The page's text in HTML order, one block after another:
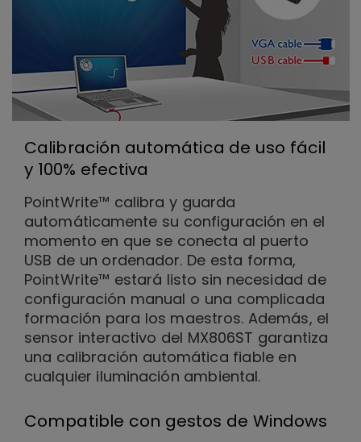
Calibración automática de uso fácil
y 100% efectiva
PointWrite™ calibra y guarda
automáticamente su configuración en el
momento en que se conecta al puerto
USB de un ordenador. De esta forma,
PointWrite™ estará listo sin necesidad de
configuración manual o una complicada
formación para los maestros. Además, el
sensor interactivo del MX806ST garantiza
una calibración automática fiable en
cualquier iluminación ambiental.
Compatible con gestos de Windows